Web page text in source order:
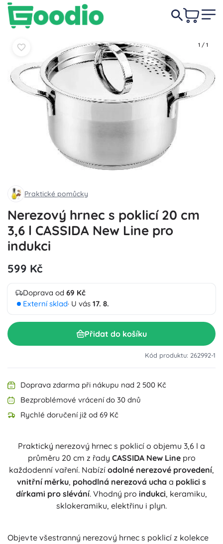
1 / 1
Praktické pomůcky
Nerezový hrnec s poklicí 20 cm
3,6 l CASSIDA New Line pro
indukci
599 Kč
Doprava od 69 Kč
Externí sklad· U vás 17. 8.
Přidat do košíku
Kód produktu: 262992-1
Doprava zdarma při nákupu nad 2 500 Kč
Bezproblémové vrácení do 30 dnů
Rychlé doručení již od 69 Kč
Praktický nerezový hrnec s poklicí o objemu 3,6 l a
průměru 20 cm z řady CASSIDA New Linepro
každodenní vaření. Nabízí odolné nerezové provedení,
vnitřní měrku, pohodlná nerezová ucha a poklici s
dírkami pro slévání. Vhodný pro indukci, keramiku,
sklokeramiku, elektřinu i plyn.
Objevte všestranný nerezový hrnec s poklicí z kolekce
599 Kč Do košíku